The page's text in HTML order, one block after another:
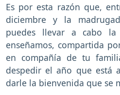
Es por esta razón que,
diciembre y la
puedes llevar a cabo
enseñamos, compartida
en compañía de tu
despedir el año que está
darle la bienvenida que se